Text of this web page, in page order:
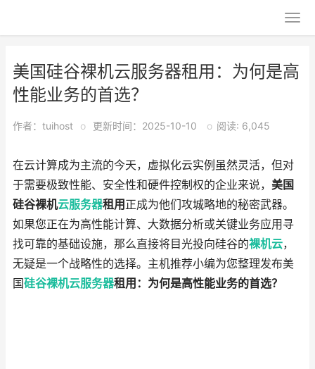
美国硅谷裸机云服务器租用：为何是高
性能业务的首选？
作者：tuihost o 更新时间：2025-10-10 o 阅读: 6,045
在云计算成为主流的今天，虚拟化云实例虽然灵活，但对
于需要极致性能、安全性和硬件控制权的企业来说， 美国
硅谷裸机云服务器租用 正成为他们攻城略地的秘密武器。
如果您正在为高性能计算、大数据分析或关键业务应用寻
找可靠的基础设施，那么直接将目光投向硅谷的裸机云，
无疑是一个战略性的选择。主机推荐小编为您整理发布美
国硅谷裸机云服务器租用：为何是高性能业务的首选？